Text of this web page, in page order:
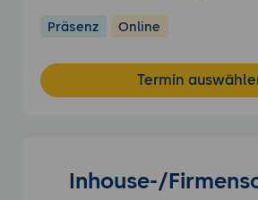
Präsenz Online
Termin
Inhouse-/